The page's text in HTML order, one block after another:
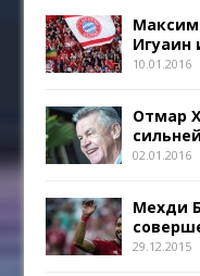
Игуаин
10.01.2016
Отмар
02.01.2016
Мехди
29.12.2015